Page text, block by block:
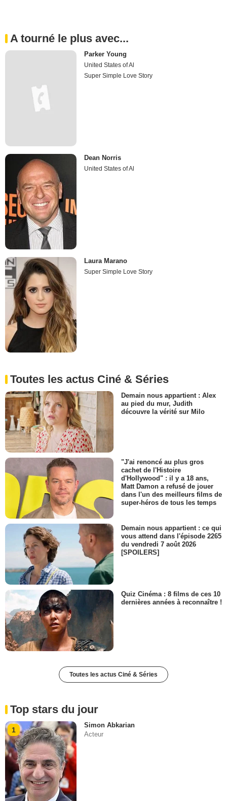
A tourné le plus avec...
Parker Young
United States of Al
Super Simple Love Story
Dean Norris
United States of Al
Laura Marano
Super Simple Love Story
Toutes les actus Ciné & Séries
Demain nous appartient : Alex
au pied du mur, Judith
découvre la vérité sur Milo
"J'ai renoncé au plus gros
cachet de l'Histoire
d'Hollywood" : il y a 18 ans,
Matt Damon a refusé de jouer
dans l'un des meilleurs films de
super-héros de tous les temps
Demain nous appartient : ce qui
vous attend dans l'épisode 2265
du vendredi 7 août 2026
[SPOILERS]
Quiz Cinéma : 8 films de ces 10
dernières années à reconnaître !
Toutes les actus Ciné & Séries
Top stars du jour
1
Simon Abkarian
Acteur